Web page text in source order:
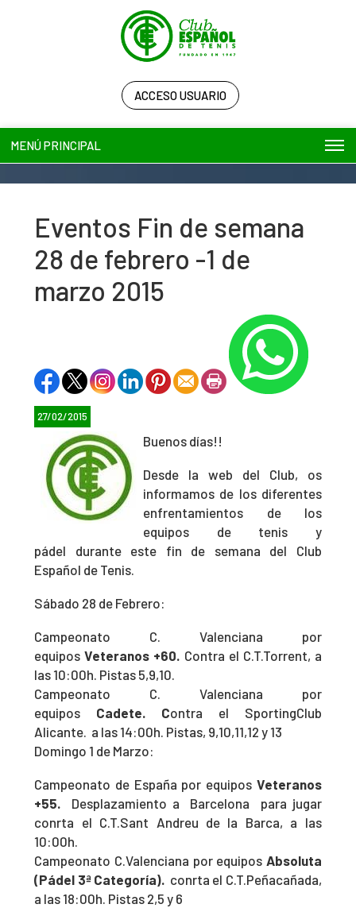
ACCESO USUARIO
MENÚ PRINCIPAL
Eventos Fin de semana
28 de febrero -1 de
marzo 2015
27/02/2015
Buenos días!!
Desde la web del Club, os
informamos de los diferentes
enfrentamientos de los
equipos de tenis y
pádel durante este fin de semana del Club
Español de Tenis.
Sábado 28 de Febrero:
Campeonato C. Valenciana por
equiposVeteranos +60. Contra el C.T.Torrent, a
las 10:00h. Pistas 5,9,10.
Campeonato C. Valenciana por
equipos Cadete. Contra el SportingClub
Alicante. a las 14:00h. Pistas, 9,10,11,12 y 13
Domingo 1 de Marzo:
Campeonato de España por equipos Veteranos
+55. Desplazamiento a Barcelona para jugar
conrta el C.T.Sant Andreu de la Barca, a las
10:00h.
Campeonato C.Valenciana por equipos Absoluta
(Pádel 3ª Categoría). conrta el C.T.Peñacañada,
a las 18:00h. Pistas 2,5 y 6